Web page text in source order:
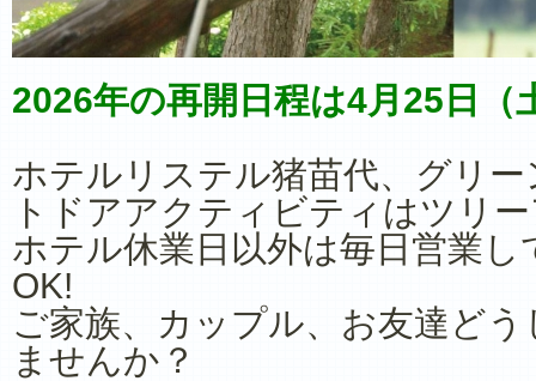
2026年の再開日程は4月25日（
ホテルリステル猪苗代、グリ
トドアアクティビティはツリ
ホテル休業日以外は毎日営業
OK!
ご家族、カップル、お友達ど
ませんか？